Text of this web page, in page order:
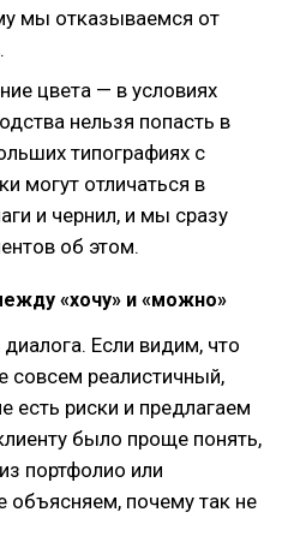
мы отказываемся от
цвета — в условиях
нельзя попасть в
типографиях с
могут отличаться в
и чернил, и мы сразу
об этом.
«хочу» и «можно»
Если видим, что
совсем реалистичный,
есть риски и предлагаем
было проще понять,
портфолио или
объясняем, почему так не